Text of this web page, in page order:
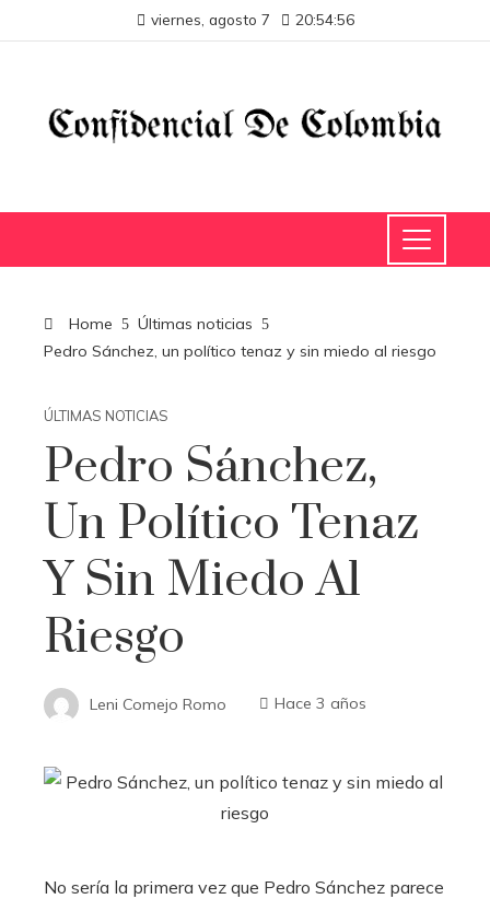
viernes, agosto 7 20:54:56
Home
Últimas noticias
Pedro Sánchez, un político tenaz y sin miedo al riesgo
ÚLTIMAS NOTICIAS
Pedro Sánchez,
Un Político Tenaz
Y Sin Miedo Al
Riesgo
Leni Comejo Romo Hace 3 años
No sería la primera vez que Pedro Sánchez parece